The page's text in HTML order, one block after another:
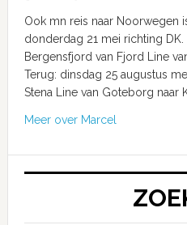
Ook mn reis naar Noorwegen
donderdag 21 mei richting
Bergensfjord van Fjord Line
Terug: dinsdag 25 augustus
Stena Line van Goteborg naar
Meer over Marcel